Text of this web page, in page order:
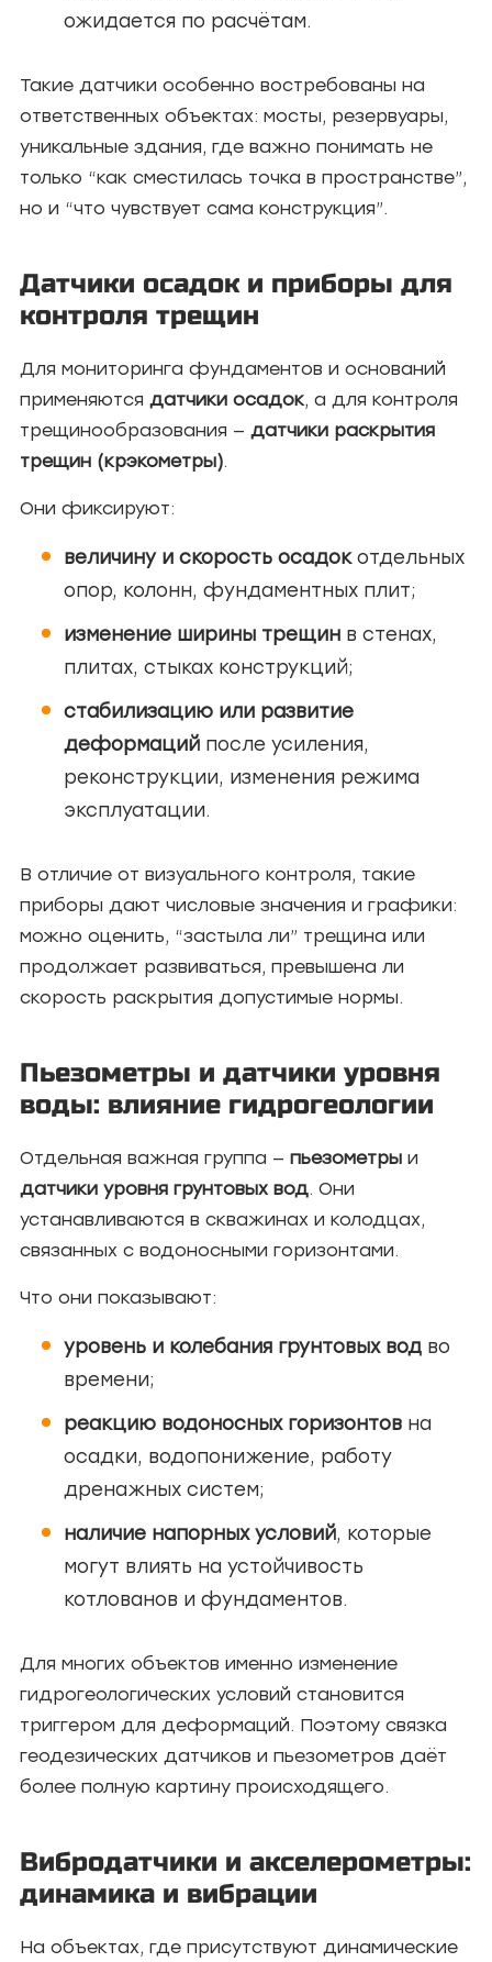
ожидается по расчётам.
Такие датчики особенно востребованы на
ответственных объектах: мосты, резервуары,
уникальные здания, где важно понимать не
только “как сместилась точка в пространстве”,
но и “что чувствует сама конструкция”.
Датчики осадок и приборы для
контроля трещин
Для мониторинга фундаментов и оснований
применяются датчики осадок, а для контроля
трещинообразования — датчики раскрытия
трещин (крэкометры).
Они фиксируют:
величину и скорость осадокотдельных
опор, колонн, фундаментных плит;
изменение ширины трещин в стенах,
плитах, стыках конструкций;
стабилизацию или развитие
деформаций после усиления,
реконструкции, изменения режима
эксплуатации.
В отличие от визуального контроля, такие
приборы дают числовые значения и графики:
можно оценить, “застыла ли” трещина или
продолжает развиваться, превышена ли
скорость раскрытия допустимые нормы.
Пьезометры и датчики уровня
воды: влияние гидрогеологии
Отдельная важная группа — пьезометры и
датчики уровня грунтовых вод. Они
устанавливаются в скважинах и колодцах,
связанных с водоносными горизонтами.
Что они показывают:
уровень и колебания грунтовых вод во
времени;
реакцию водоносных горизонтов на
осадки, водопонижение, работу
дренажных систем;
наличие напорных условий, которые
могут влиять на устойчивость
котлованов и фундаментов.
Для многих объектов именно изменение
гидрогеологических условий становится
триггером для деформаций. Поэтому связка
геодезических датчиков и пьезометров даёт
более полную картину происходящего.
Вибродатчики и акселерометры:
динамика и вибрации
На объектах, где присутствуют динамические